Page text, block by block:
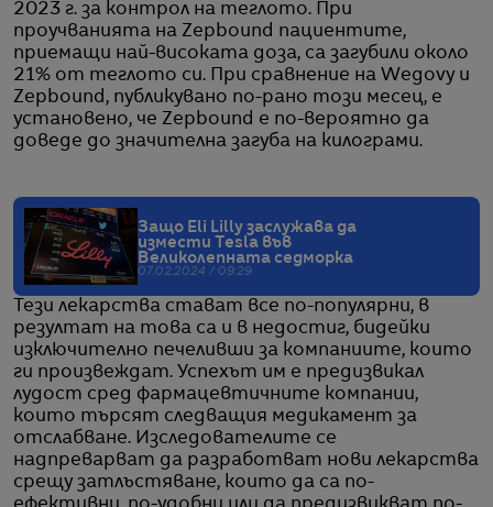
2023 г. за контрол на теглото. При
проучванията на Zepbound пациентите,
приемащи най-високата доза, са загубили около
21% от теглото си. При сравнение на Wegovy и
Zepbound, публикувано по-рано този месец, е
установено, че Zepbound е по-вероятно да
доведе до значителна загуба на килограми.
Защо Eli Lilly заслужава да
измести Tesla във
Великолепната седморка
07.02.2024 / 09:29
Тези лекарства стават все по-популярни, в
резултат на това са и в недостиг, бидейки
изключително печеливши за компаниите, които
ги произвеждат. Успехът им е предизвикал
лудост сред фармацевтичните компании,
които търсят следващия медикамент за
отслабване. Изследователите се
надпреварват да разработват нови лекарства
срещу затлъстяване, които да са по-